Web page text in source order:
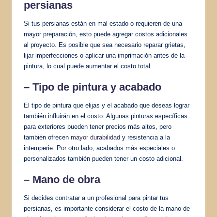
persianas
Si tus persianas están en mal estado o requieren de una
mayor preparación, esto puede agregar costos adicionales
al proyecto. Es posible que sea necesario reparar grietas,
lijar imperfecciones o aplicar una imprimación antes de la
pintura, lo cual puede aumentar el costo total.
– Tipo de pintura y acabado
El tipo de pintura que elijas y el acabado que deseas lograr
también influirán en el costo. Algunas pinturas específicas
para exteriores pueden tener precios más altos, pero
también ofrecen mayor durabilidad y resistencia a la
intemperie. Por otro lado, acabados más especiales o
personalizados también pueden tener un costo adicional.
– Mano de obra
Si decides contratar a un profesional para pintar tus
persianas, es importante considerar el costo de la mano de